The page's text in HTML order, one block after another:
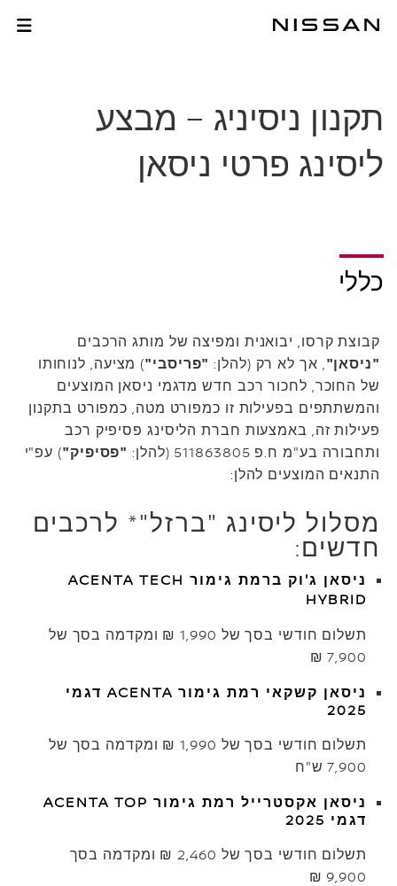
לתוכן
לתפריט
תקנון ליסינג ניסאן
תקנון ניסיניג – מבצע
ליסינג פרטי ניסאן
כללי
קבוצת קרסו, יבואנית ומפיצה של מותג הרכבים
"ניסאן", אך לא רק (להלן: "פריסבי") מציעה, לנוחותו
של החוכר, לחכור רכב חדש מדגמי ניסאן המוצעים
והמשתתפים בפעילות זו כמפורט מטה, כמפורט בתקנון
פעילות זה, באמצעות חברת הליסינג פסיפיק רכב
ותחבורה בע"מ ח.פ 511863805 (להלן:
"פסיפיק") עפ"י
התנאים המוצעים להלן:
מסלול ליסינג "ברזל"* לרכבים
חדשים:
ניסאן ג'וק ברמת גימור ACENTA TECH
HYBRID
תשלום חודשי בסך של 1,990 ₪ ומקדמה בסך של
7,900 ₪
ניסאן קשקאי רמת גימור ACENTA דגמי
2025
תשלום חודשי בסך של 1,990 ₪ ומקדמה בסך של
7,900 ש"ח
ניסאן אקסטרייל רמת גימור ACENTA TOP
דגמי 2025
תשלום חודשי בסך של 2,460 ₪ ומקדמה בסך
9,900 ₪